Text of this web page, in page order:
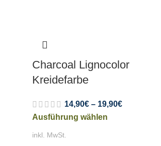
Charcoal Lignocolor
Kreidefarbe
14,90€– 19,90€
Ausführung wählen
inkl. MwSt.